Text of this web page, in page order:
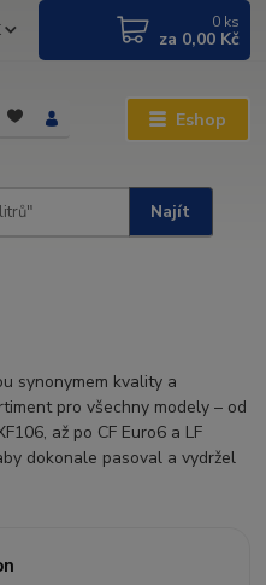
Eshop
Najít
0 ks
za 0,00 Kč
synonymem kvality a
pro všechny modely – od
až po CF Euro6 a LF
dokonale pasoval a vydržel